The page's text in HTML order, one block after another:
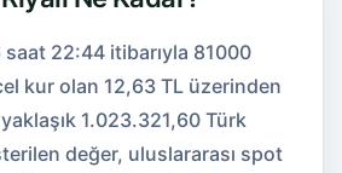
22:44 itibarıyla 81000
kur olan 12,63 TL üzerinden
1.023.321,60 Türk
değer, uluslararası spot